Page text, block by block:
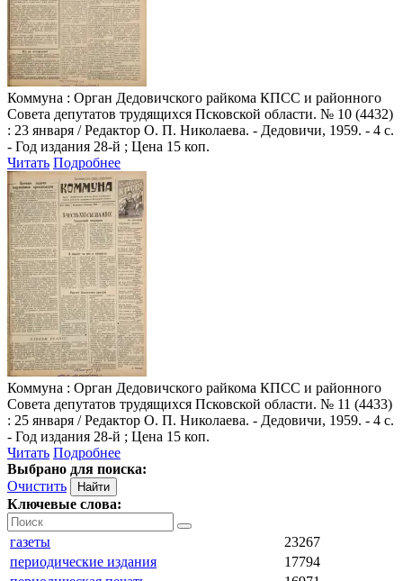
Коммуна : Орган Дедовичского райкома КПСС и районного
Совета депутатов трудящихся Псковской области. № 10 (4432)
: 23 января / Редактор О. П. Николаева. - Дедовичи, 1959. - 4 с.
- Год издания 28-й ; Цена 15 коп.
Читать Подробнее
Коммуна : Орган Дедовичского райкома КПСС и районного
Совета депутатов трудящихся Псковской области. № 11 (4433)
: 25 января / Редактор О. П. Николаева. - Дедовичи, 1959. - 4 с.
- Год издания 28-й ; Цена 15 коп.
Читать Подробнее
Выбрано для поиска:
Очистить
Ключевые слова:
газеты
23267
периодические издания
17794